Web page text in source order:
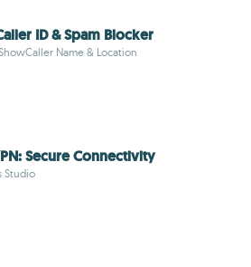
ID & Spam Blocker
Name & Location
Secure Connectivity
Studio